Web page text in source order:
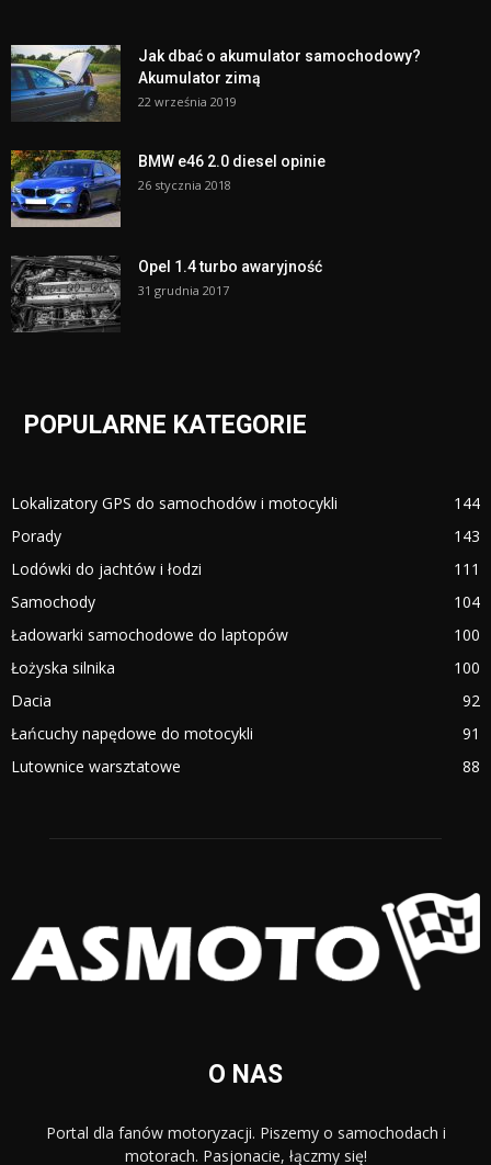
Jak dbać o akumulator samochodowy?
Akumulator zimą
22 września 2019
BMW e46 2.0 diesel opinie
26 stycznia 2018
Opel 1.4 turbo awaryjność
31 grudnia 2017
POPULARNE KATEGORIE
Lokalizatory GPS do samochodów i motocykli
144
Porady
143
Lodówki do jachtów i łodzi
111
Samochody
104
Ładowarki samochodowe do laptopów
100
Łożyska silnika
100
Dacia
92
Łańcuchy napędowe do motocykli
91
Lutownice warsztatowe
88
O NAS
Portal dla fanów motoryzacji. Piszemy o samochodach i
motorach. Pasjonacie, łączmy się!